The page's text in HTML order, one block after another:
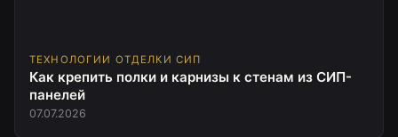
ТЕХНОЛОГИИ ОТДЕЛКИ СИП
Как крепить полки и карнизы к стенам из СИП-
панелей
07.07.2026